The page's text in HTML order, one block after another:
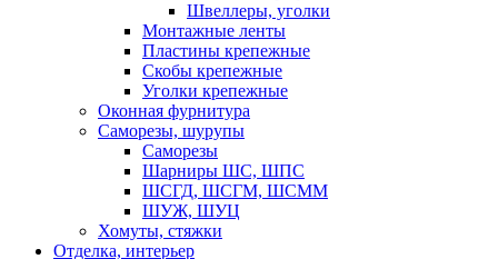
Швеллеры, уголки
Монтажные ленты
Пластины крепежные
Скобы крепежные
Уголки крепежные
Оконная фурнитура
Саморезы, шурупы
Саморезы
Шарниры ШС, ШПС
ШСГД, ШСГМ, ШСММ
ШУЖ, ШУЦ
Хомуты, стяжки
Отделка, интерьер